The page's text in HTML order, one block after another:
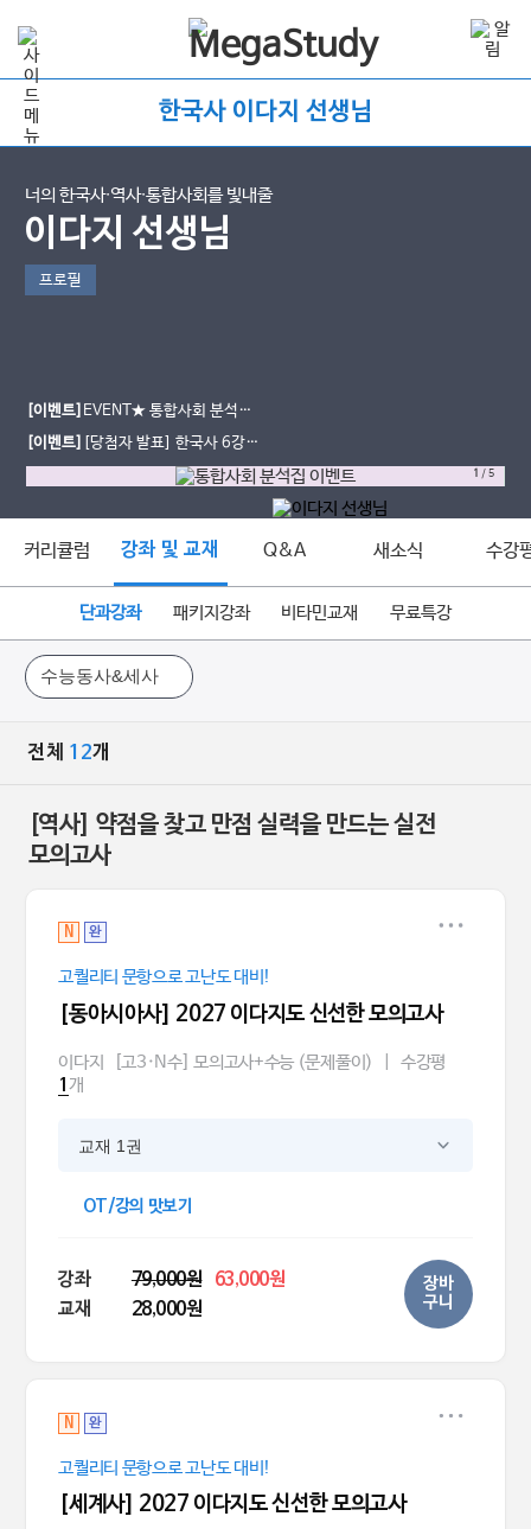
한국사 이다지 선생님
너의 한국사∙역사∙통합사회를 빛내줄
이다지 선생님
프로필
[이벤트] EVENT★ 통합사회 분석집
도 받고, 간식도 먹자!
[이벤트] [당첨자 발표] 한국사 6강의
기적 한줄평 이벤트
1 /5
커리큘럼 강좌 및 교재 Q&A 새소식 수강
단과강좌 패키지강좌 비타민교재 무료특강
전체 12개
[역사] 약점을 찾고 만점 실력을 만드는 실전
모의고사
N 완
고퀄리티 문항으로 고난도 대비!
[동아시아사] 2027 이다지도 신선한 모의고사
이다지 [고3·N수] 모의고사+수능 (문제풀이) 수강평
1 개
교재 1권
OT/강의 맛보기
강좌 79,000원
63,000원
교재
28,000원
장바
구니
N 완
고퀄리티 문항으로 고난도 대비!
[세계사] 2027 이다지도 신선한 모의고사